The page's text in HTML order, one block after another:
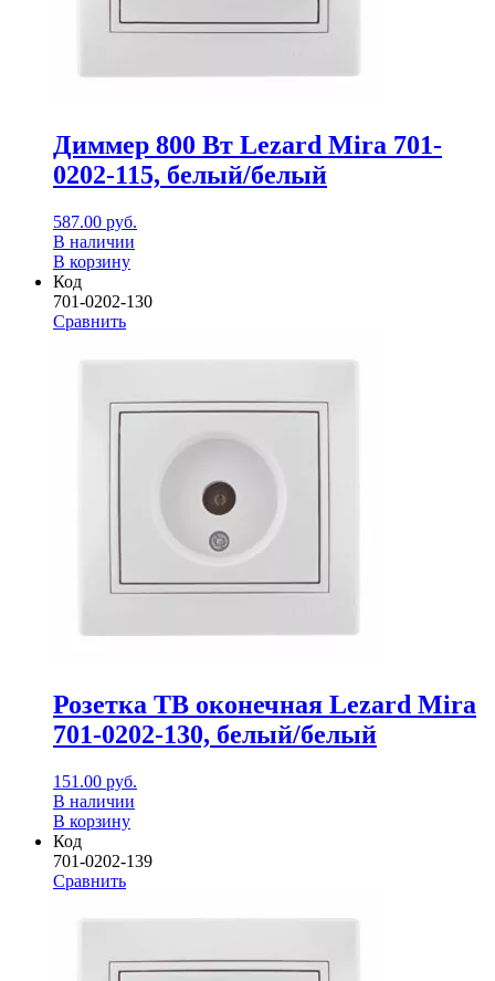
Диммер 800 Вт Lezard Mira 701-
0202-115, белый/белый
587.00 руб.
В наличии
В корзину
Код
701-0202-130
Сравнить
Розетка ТВ оконечная Lezard Mira
701-0202-130, белый/белый
151.00 руб.
В наличии
В корзину
Код
701-0202-139
Сравнить